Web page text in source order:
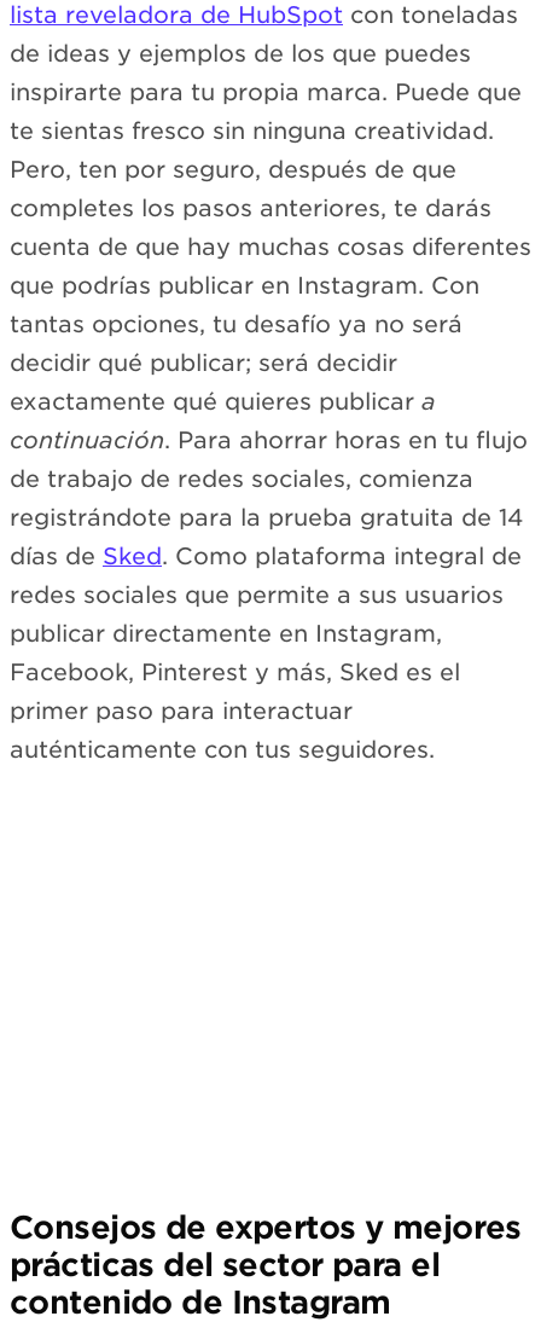
lista reveladora de HubSpot con toneladas
de ideas y ejemplos de los que puedes
inspirarte para tu propia marca. Puede que
te sientas fresco sin ninguna creatividad.
Pero, ten por seguro, después de que
completes los pasos anteriores, te darás
cuenta de que hay muchas cosas diferentes
que podrías publicar en Instagram. Con
tantas opciones, tu desafío ya no será
decidir qué publicar; será decidir
exactamente qué quieres publicar a
continuación. Para ahorrar horas en tu flujo
de trabajo de redes sociales, comienza
registrándote para la prueba gratuita de 14
días de Sked. Como plataforma integral de
redes sociales que permite a sus usuarios
publicar directamente en Instagram,
Facebook, Pinterest y más, Sked es el
primer paso para interactuar
auténticamente con tus seguidores.
Consejos de expertos y mejores
prácticas del sector para el
contenido de Instagram